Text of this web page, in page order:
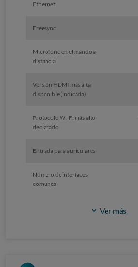
Ethernet
Freesync
Micrófono en el mando a
distancia
Versión HDMI más alta
disponible (indicada)
Protocolo Wi-Fi más alto
declarado
Entrada para auriculares
Número de interfaces
comunes
Ver más